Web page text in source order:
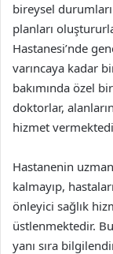
bireysel
planları
Hastanesi’nde
varıncaya kadar
bakımında özel
doktorlar,
hizmet
Hastanenin
kalmayıp,
önleyici sağlık
üstlenmektedir.
yanı sıra